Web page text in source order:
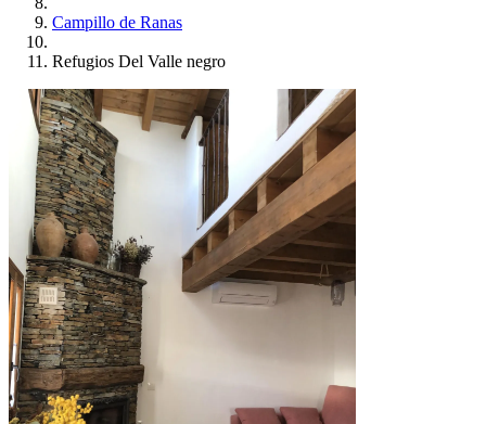
Campillo de Ranas
Refugios Del Valle negro